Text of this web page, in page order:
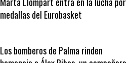
Marta Llompart entra en la lucha por